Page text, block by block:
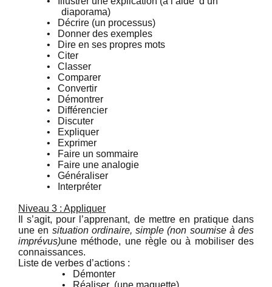
diaporama)
•
Décrire (un processus)
•
Donner des exemples
•
Dire en ses propres mots
•
Citer
•
Classer
•
Comparer
•
Convertir
•
Démontrer
•
Différencier
•
Discuter
•
Expliquer
•
Exprimer
•
Faire un sommaire
•
Faire une analogie
•
Généraliser
•
Interpréter
Niveau 3 : Appliquer
Il s’agit, pour l’apprenant, de mettre en pratique dans
une en situation ordinaire, simple (non soumise à des
imprévus)une méthode, une règle ou à mobiliser des
connaissances.
Liste de verbes d’actions :
•
Démonter